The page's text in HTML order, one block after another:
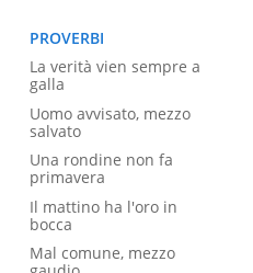
PROVERBI
La verità vien sempre a
galla
Uomo avvisato, mezzo
salvato
Una rondine non fa
primavera
Il mattino ha l'oro in
bocca
Mal comune, mezzo